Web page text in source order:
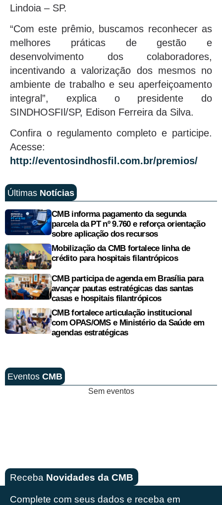
Lindoia – SP.
“Com este prêmio, buscamos reconhecer as
melhores práticas de gestão e
desenvolvimento dos colaboradores,
incentivando a valorização dos mesmos no
ambiente de trabalho e seu aperfeiçoamento
integral”, explica o presidente do
SINDHOSFIl/SP, Edison Ferreira da Silva.
Confira o regulamento completo e participe.
Acesse:
http://eventosindhosfil.com.br/premios/
Últimas Notícias
CMB informa pagamento da segunda
parcela da PT nº 9.760 e reforça orientação
sobre aplicação dos recursos
Mobilização da CMB fortalece linha de
crédito para hospitais filantrópicos
CMB participa de agenda em Brasília para
avançar pautas estratégicas das santas
casas e hospitais filantrópicos
CMB fortalece articulação institucional
com OPAS/OMS e Ministério da Saúde em
agendas estratégicas
Eventos CMB
Sem eventos
Receba Novidades da CMB
Complete com seus dados e receba em